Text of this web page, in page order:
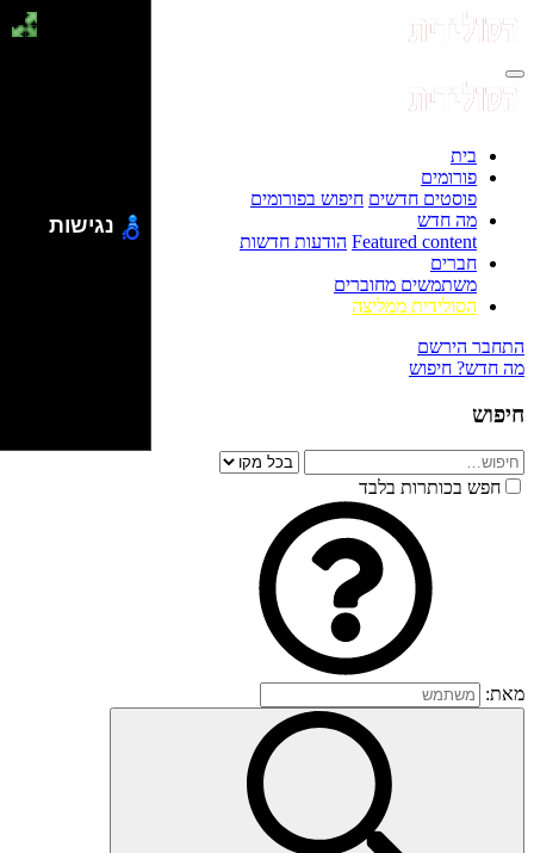
בית
פורומים
פוסטים חדשים חיפוש בפורומים
מה חדש
Featured content הודעות חדשות
חברים
משתמשים מחוברים
הסולידית ממליצה
התחבר הירשם
מה חדש? חיפוש
חיפוש
חפש בכותרות בלבד
מאת:
נגישות